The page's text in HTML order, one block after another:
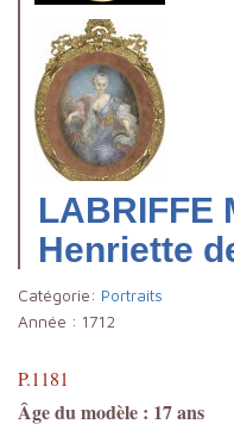
LABRIFFE
Henriette
Catégorie: Portraits
Année : 1712
P.1181
Âge du modèle : 17 ans